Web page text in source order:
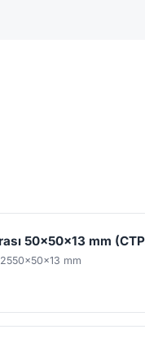
50x50x13 mm
50x50x13 mm